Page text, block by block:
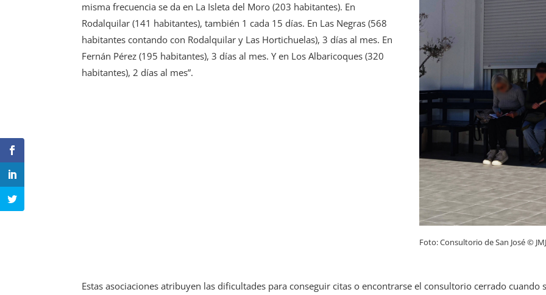
misma frecuencia se da en La Isleta del Moro (203 habitantes). En
Rodalquilar (141 habitantes), también 1 cada 15 días. En Las Negras (568
habitantes contando con Rodalquilar y Las Hortichuelas), 3 días al mes. En
Fernán Pérez (195 habitantes), 3 días al mes. Y en Los Albaricoques (320
habitantes), 2 días al mes”.
Foto: Consultorio de San José ©
Estas asociaciones atribuyen las dificultades para conseguir citas o encontrarse el consultorio cerrado cuando